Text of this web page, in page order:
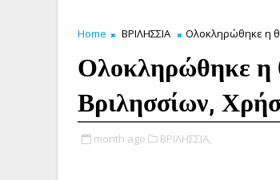
Home ΒΡΙΛΗΣΣΙΑ Ολοκληρώθηκε η
Ολοκληρώθηκε η
Βριλησσίων,
month ago ΒΡΙΛΗΣΣΙΑ,